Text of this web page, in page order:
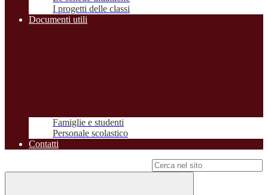
I progetti delle classi
Documenti utili
Famiglie e studenti
Personale scolastico
Contatti